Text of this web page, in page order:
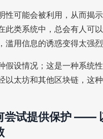
性可能会被利用，从而揭
此类系统中，总会有人可
滥用信息的诱惑变得太强烈
假设情况；这是一种系统
以太坊和其他区块链，这种
尝试提供保护 ——